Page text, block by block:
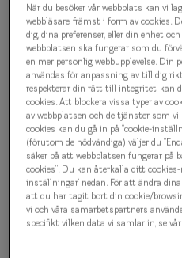
1 000 kr
Välj färg:
Svart
Bågstorlek
När du besöker vår webbplats kan vi
webbläsare, främst i form av cookies.
dig, dina preferenser, eller din enhet
webbplatsen ska fungerar som du
en mer personlig webbupplevelse.
användas för anpassning av till dig
respekterar din rätt till integritet, kan
cookies. Att blockera vissa typer av
av webbplatsen och de tjänster som vi
cookies kan du gå in på ”cookie-
(förutom de nödvändiga) väljer du
säker på att webbplatsen fungerar på
cookies”. Du kan återkalla ditt
inställningar’ nedan. För att ändra
att du har tagit bort din cookie/
vi och våra samarbetspartners
specifikt vilken data vi samlar in, se vår